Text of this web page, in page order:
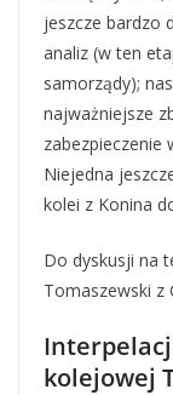
jeszcze bardzo
analiz (w ten
samorządy);
najważniejsze
zabezpieczenie
Niejedna
kolei z Konina
Do dyskusji na
Tomaszewski z
kolejowej